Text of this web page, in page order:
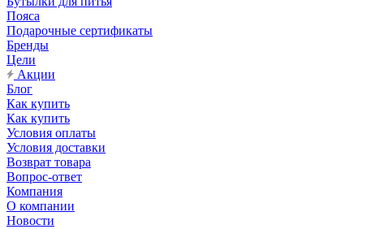
Пояса
Подарочные сертификаты
Бренды
Цели
Акции
Блог
Как купить
Как купить
Условия оплаты
Условия доставки
Возврат товара
Вопрос-ответ
Компания
О компании
Новости